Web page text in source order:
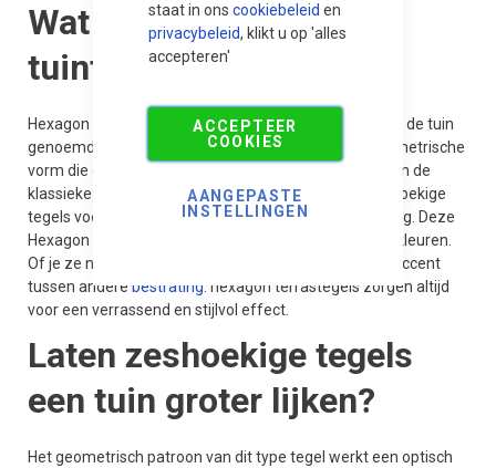
staat in ons cookiebeleid en
privacybeleid, klikt u op 'alles
accepteren'
ACCEPTEER
COOKIES
AANGEPASTE
INSTELLINGEN
Wat zijn hexagon
tuintegels?
Hexagon tuintegels, ook wel zeshoekige tegels voor in de tuin
genoemd, zijn opvallende tegels met een unieke geometrische
vorm die direct karakter aan je tuin geven. In plaats van de
klassieke rechthoek of vierkant kies je met deze zeshoekige
tegels voor in de tuin een speels en moderne uitstraling. Deze
Hexagon tegels tuin zijn beschikbaar in verschillende kleuren.
Of je ze nu gebruikt als volledig terras of als creatief accent
tussen andere bestrating : hexagon terrastegels zorgen altijd
voor een verrassend en stijlvol effect.
Laten zeshoekige tegels
een tuin groter lijken?
Het geometrisch patroon van dit type tegel werkt een optisch